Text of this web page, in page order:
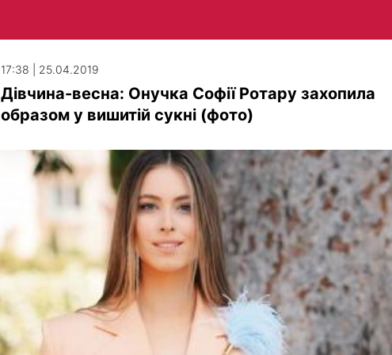
17:38 | 25.04.2019
Дівчина-весна: Онучка Софії Ротару захопила
образом у вишитій сукні (фото)